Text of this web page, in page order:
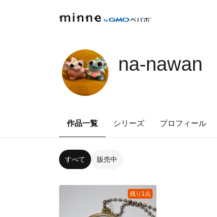
na-nawan
作品一覧 シリーズ プロフィール
すべて 販売中
残り1点